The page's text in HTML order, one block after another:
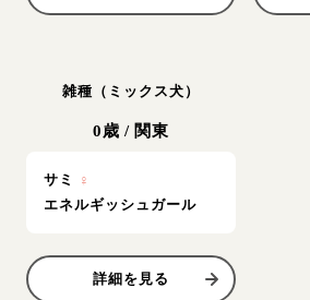
雑種（ミックス犬）
0歳 / 関東
サミ
♀
エネルギッシュガール
詳細を見る